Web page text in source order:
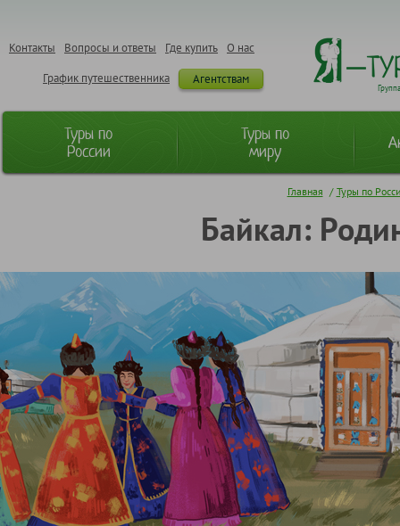
О нас
Где купить
Вопросы и ответы
Контакты
Агентствам
График путешественника
Туры по
России
Туры по
миру
Главная / Туры по
Байкал: